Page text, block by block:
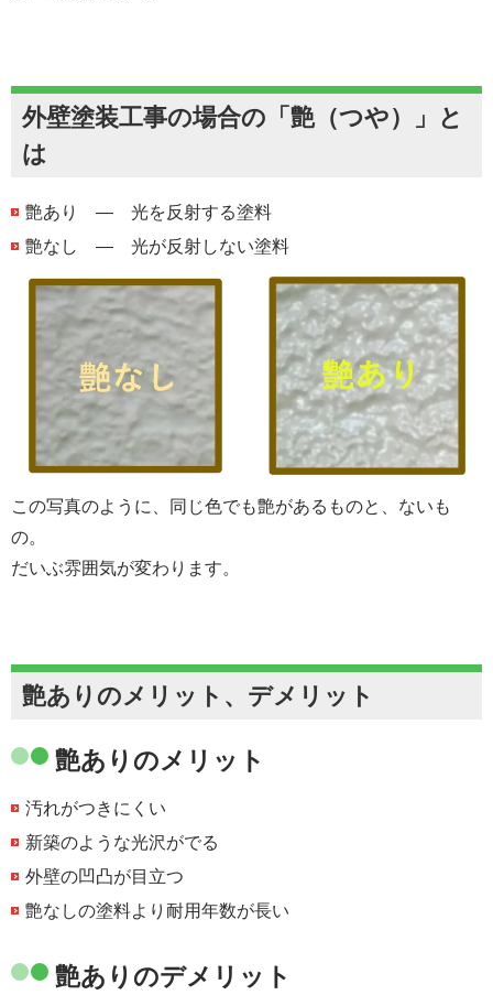
外壁塗装工事の場合の「艶（つや）」と
は
艶あり ― 光を反射する塗料
艶なし ― 光が反射しない塗料
この写真のように、同じ色でも艶があるものと、ないも
の。
だいぶ雰囲気が変わります。
艶ありのメリット、デメリット
艶ありのメリット
汚れがつきにくい
新築のような光沢がでる
外壁の凹凸が目立つ
艶なしの塗料より耐用年数が長い
艶ありのデメリット